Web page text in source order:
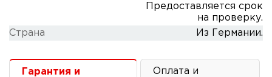
Предоставляется срок
на проверку.
Cтрана
Из Германии.
Гарантия и
Оплата и